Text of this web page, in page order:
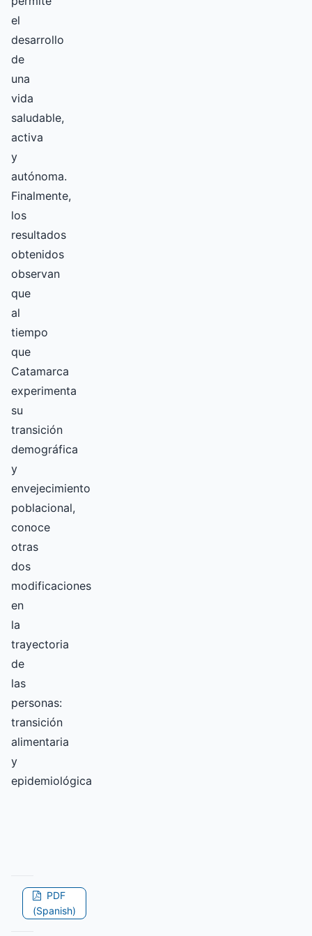
el
desarrollo
de
una
vida
saludable,
activa
y
autónoma.
Finalmente,
los
resultados
obtenidos
observan
que
al
tiempo
que
Catamarca
experimenta
su
transición
demográfica
y
envejecimiento
poblacional,
conoce
otras
dos
modificaciones
en
la
trayectoria
de
las
personas:
transición
alimentaria
y
epidemiológica
PDF
(Spanish)